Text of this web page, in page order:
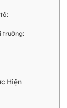
trường:
Hiện